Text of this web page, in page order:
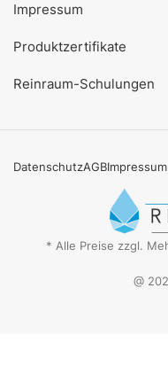
Impressum
Produktzertifikate
Reinraum-Schulungen
DatenschutzAGBImpressum
* Alle Preise zzgl.
@